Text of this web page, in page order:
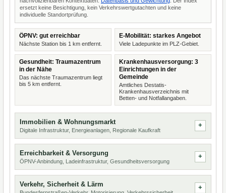
ersetzt keine Besichtigung, kein Verkehrswertgutachten und keine
individuelle Standortprüfung.
ÖPNV: gut erreichbar
Nächste Station bis 1 km entfernt.
E-Mobilität: starkes Angebot
Viele Ladepunkte im PLZ-Gebiet.
Gesundheit: Traumazentrum
in der Nähe
Das nächste Traumazentrum liegt
bis 5 km entfernt.
Krankenhausversorgung: 3
Einrichtungen in der
Gemeinde
Amtliches Destatis-
Krankenhausverzeichnis mit
Betten- und Notfallangaben.
Immobilien & Wohnungsmarkt
Digitale Infrastruktur, Energieanlagen, Regionale Kaufkraft
Erreichbarkeit & Versorgung
ÖPNV-Anbindung, Ladeinfrastruktur, Gesundheitsversorgung
Verkehr, Sicherheit & Lärm